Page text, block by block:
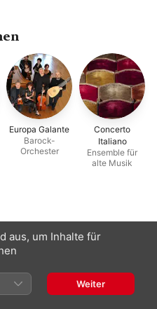
Europa Galante
Barock-
Orchester
Concerto
Italiano
Ensemble für
alte Musik
aus, um Inhalte für
Weiter